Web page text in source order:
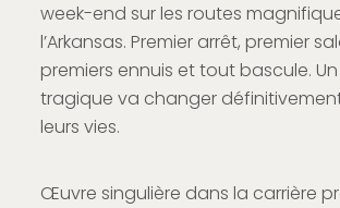
week-end sur les routes
l’Arkansas. Premier arrêt, premier
premiers ennuis et tout bascule.
tragique va changer
leurs vies.
Œuvre singulière dans la carrière